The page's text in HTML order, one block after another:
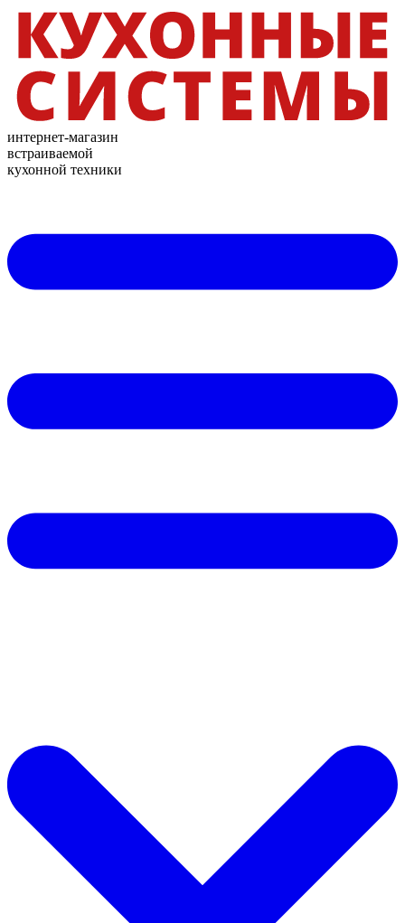
интернет-магазин
встраиваемой
кухонной техники